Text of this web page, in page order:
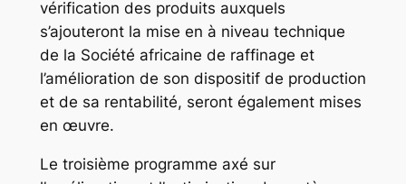
vérification des produits auxquels
s’ajouteront la mise en à niveau technique
de la Société africaine de raffinage et
l’amélioration de son dispositif de production
et de sa rentabilité, seront également mises
en œuvre.
Le troisième programme axé sur